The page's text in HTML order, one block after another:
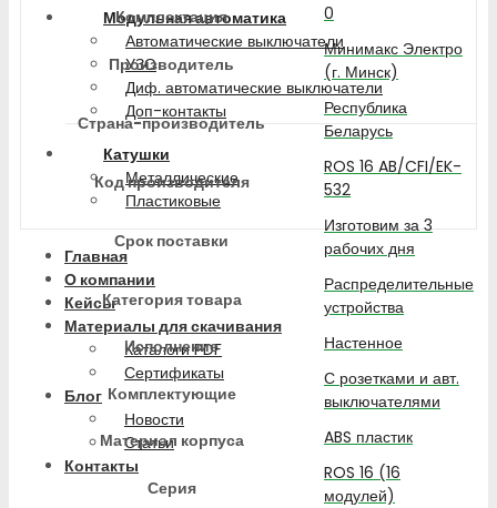
Модульная автоматика
Автоматические выключатели
УЗО
Диф. автоматические выключатели
Доп-контакты
Катушки
Металлические
Пластиковые
Главная
О компании
Кейсы
Материалы для скачивания
Каталоги PDF
Сертификаты
Блог
Новости
Статьи
Контакты
Комплектация
0
Производитель
Минимакс Электро
(г. Минск)
Страна-производитель
Республика
Беларусь
Код производителя
ROS 16 AB/CFI/EK-
532
Срок поставки
Изготовим за 3
рабочих дня
Категория товара
Распределительные
устройства
Исполнение
Настенное
Комплектующие
С розетками и авт.
выключателями
Материал корпуса
ABS пластик
Серия
ROS 16 (16
модулей)